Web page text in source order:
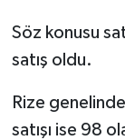
Söz konusu
satış oldu.
Rize
satışı ise 98